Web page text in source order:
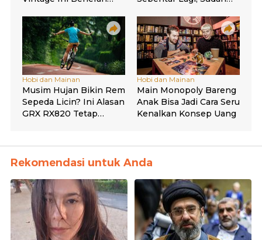
Rekomendasi untuk Anda